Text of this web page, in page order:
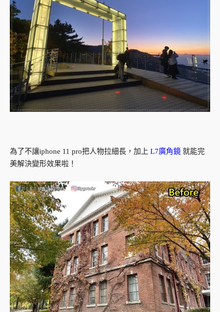
為了不讓iphone 11 pro把人物拉細長，加上 L7廣角鏡 就能完
美解決變形效果啦！